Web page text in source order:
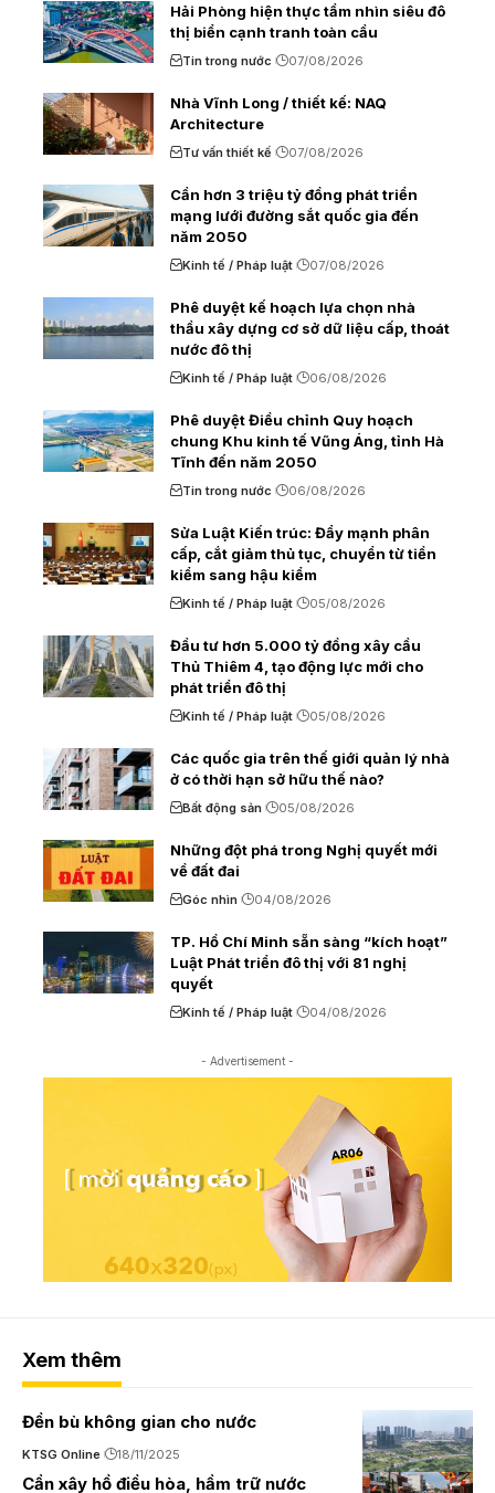
Hải Phòng hiện thực tầm nhìn siêu đô
thị biển cạnh tranh toàn cầu
Tin trong nước 07/08/2026
Nhà Vĩnh Long / thiết kế: NAQ
Architecture
Tư vấn thiết kế 07/08/2026
Cần hơn 3 triệu tỷ đồng phát triển
mạng lưới đường sắt quốc gia đến
năm 2050
Kinh tế / Pháp luật 07/08/2026
Phê duyệt kế hoạch lựa chọn nhà
thầu xây dựng cơ sở dữ liệu cấp, thoát
nước đô thị
Kinh tế / Pháp luật 06/08/2026
Phê duyệt Điều chỉnh Quy hoạch
chung Khu kinh tế Vũng Áng, tỉnh Hà
Tĩnh đến năm 2050
Tin trong nước 06/08/2026
Sửa Luật Kiến trúc: Đẩy mạnh phân
cấp, cắt giảm thủ tục, chuyển từ tiền
kiểm sang hậu kiểm
Kinh tế / Pháp luật 05/08/2026
Đầu tư hơn 5.000 tỷ đồng xây cầu
Thủ Thiêm 4, tạo động lực mới cho
phát triển đô thị
Kinh tế / Pháp luật 05/08/2026
Các quốc gia trên thế giới quản lý nhà
ở có thời hạn sở hữu thế nào?
Bất động sản 05/08/2026
Những đột phá trong Nghị quyết mới
về đất đai
Góc nhìn 04/08/2026
TP. Hồ Chí Minh sẵn sàng “kích hoạt”
Luật Phát triển đô thị với 81 nghị
quyết
Kinh tế / Pháp luật 04/08/2026
- Advertisement -
Xem thêm
Đền bù không gian cho nước
KTSG Online 18/11/2025
Cần xây hồ điều hòa, hầm trữ nước